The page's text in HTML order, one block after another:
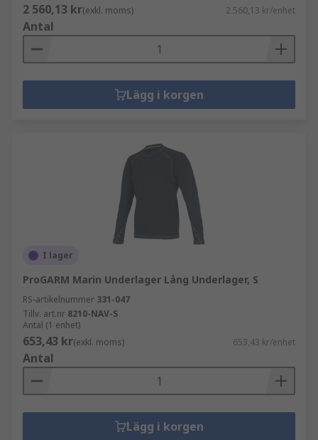
2 560,13 kr(exkl. moms) 2 560,13 kr/enhet
Antal
Lägg i korgen
I lager
ProGARM Marin Underlager Lång Underlager, S
RS-artikelnummer 331-047
Tillv. art.nr 8210-NAV-S
Antal (1 enhet)
653,43 kr(exkl. moms) 653,43 kr/enhet
Antal
Lägg i korgen